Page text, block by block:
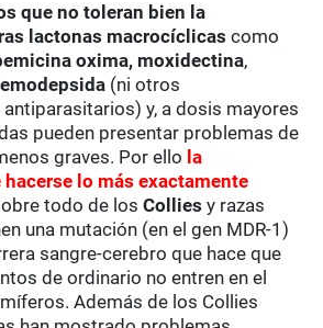
que no toleran bien la
lactonas macrocíclicas como
oxima, moxidectina,
emodepsida (ni otros
y, a dosis mayores
pueden presentar problemas de
graves. Por ello la
lo más exactamente
todo de losColliesy razas
una mutación (en el gen MDR-1)
sangre-cerebro que hace que
de ordinario no entren en el
Además de los Collies